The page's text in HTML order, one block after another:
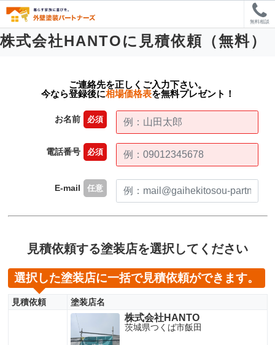
無料相談
株式会社HANTOに見積依頼（無料）
ご連絡先を正しくご入力下さい。
今なら登録後に相場価格表を無料プレゼント！
お名前 必須
電話番号 必須
E-mail 任意
見積依頼する塗装店を選択してください
選択した塗装店に一括で見積依頼ができます。
見積依頼 塗装店名
株式会社HANTO
茨城県つくば市飯田